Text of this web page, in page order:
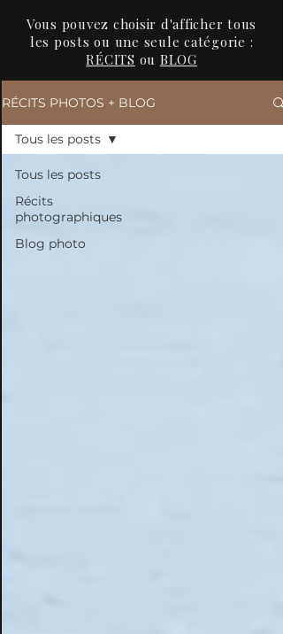
Vous pouvez choisir d'afficher tous
les posts ou une seule catégorie :
RÉCITS ou BLOG
RÉCITS PHOTOS + BLOG
Tous les posts
Récits
photographiques
Blog photo
Tous les posts